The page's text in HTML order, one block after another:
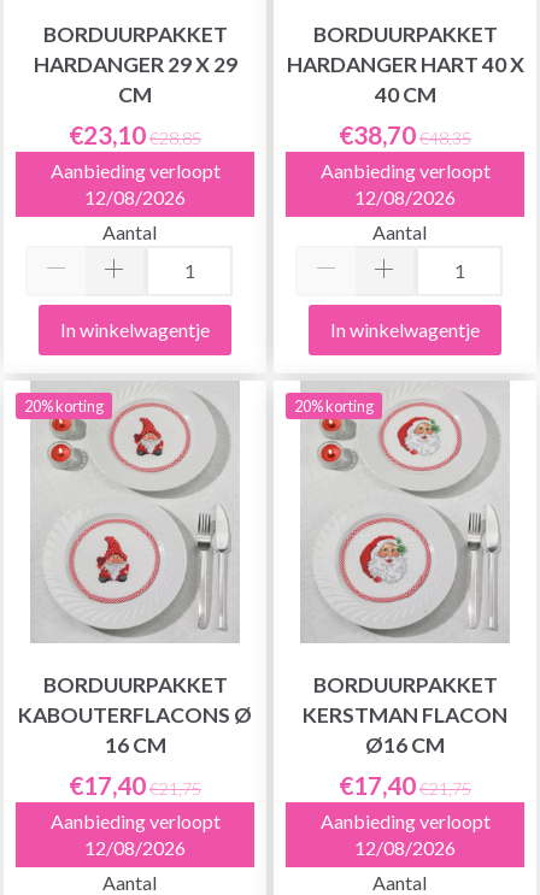
BORDUURPAKKET
HARDANGER 29 X 29
CM
€23,10€28,85
Aanbieding verloopt
12/08/2026
Aantal
In winkelwagentje
BORDUURPAKKET
HARDANGER HART 40 X
40 CM
€38,70€48,35
Aanbieding verloopt
12/08/2026
Aantal
In winkelwagentje
20% korting
BORDUURPAKKET
KABOUTERFLACONS Ø
16 CM
€17,40€21,75
Aanbieding verloopt
12/08/2026
Aantal
20% korting
BORDUURPAKKET
KERSTMAN FLACON
Ø16 CM
€17,40€21,75
Aanbieding verloopt
12/08/2026
Aantal